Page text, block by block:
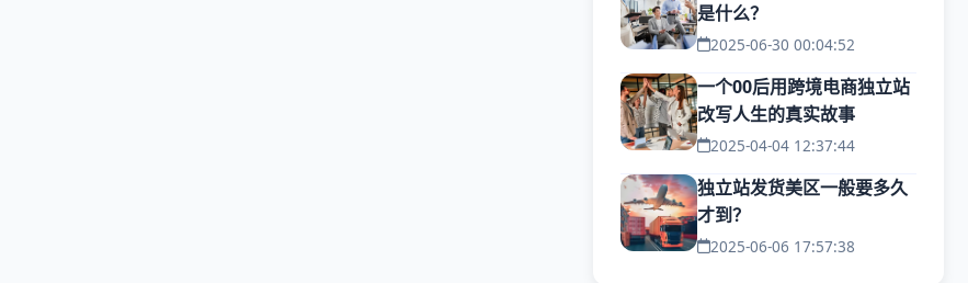
是什么？
2025-06-30 00:04:52
一个00后用跨境电商独立站
改写人生的真实故事
2025-04-04 12:37:44
独立站发货美区一般要多久
才到？
2025-06-06 17:57:38